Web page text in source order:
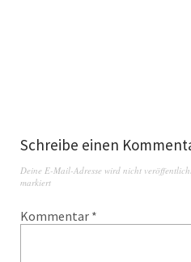
Schreibe einen
Deine E-Mail-Adresse wird nicht
markiert
Kommentar *